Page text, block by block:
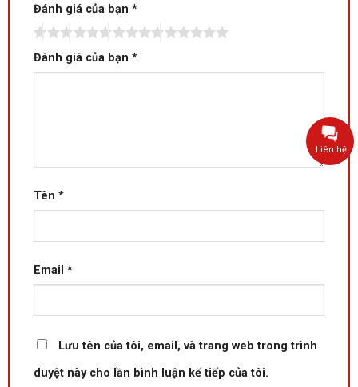
Đánh giá của bạn *
Đánh giá của bạn *
Tên *
Email *
Lưu tên của tôi, email, và trang web trong trình
duyệt này cho lần bình luận kế tiếp của tôi.
Liên hệ